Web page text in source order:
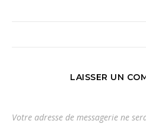
LAISSER UN
Votre adresse de messagerie ne